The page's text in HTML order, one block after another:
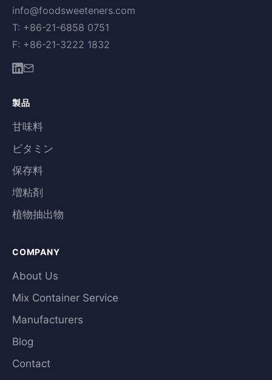
info@foodsweeteners.com
T: +86-21-6858 0751
F: +86-21-3222 1832
製品
甘味料
ビタミン
保存料
増粘剤
植物抽出物
COMPANY
About Us
Mix Container Service
Manufacturers
Blog
Contact